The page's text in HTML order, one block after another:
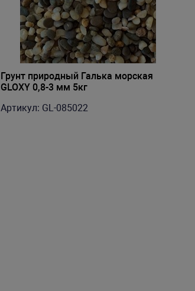
Грунт природный Галька морская
GLOXY 0,8-3 мм 5кг
Артикул: GL-085022